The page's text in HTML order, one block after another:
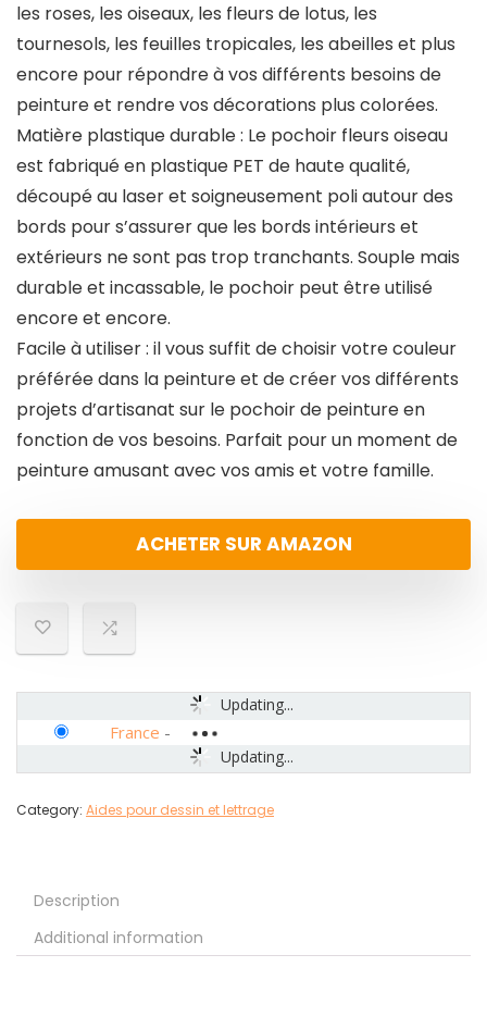
les roses, les oiseaux, les fleurs de lotus, les
tournesols, les feuilles tropicales, les abeilles et plus
encore pour répondre à vos différents besoins de
peinture et rendre vos décorations plus colorées.
Matière plastique durable : Le pochoir fleurs oiseau
est fabriqué en plastique PET de haute qualité,
découpé au laser et soigneusement poli autour des
bords pour s’assurer que les bords intérieurs et
extérieurs ne sont pas trop tranchants. Souple mais
durable et incassable, le pochoir peut être utilisé
encore et encore.
Facile à utiliser : il vous suffit de choisir votre couleur
préférée dans la peinture et de créer vos différents
projets d’artisanat sur le pochoir de peinture en
fonction de vos besoins. Parfait pour un moment de
peinture amusant avec vos amis et votre famille.
ACHETER SUR AMAZON
Updating...
Updating...
France -
Category: Aides pour dessin et lettrage
Description
Additional information